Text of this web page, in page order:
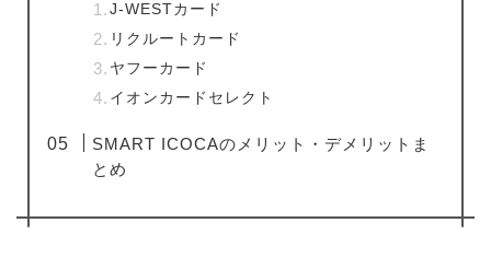
J-WESTカード
リクルートカード
ヤフーカード
イオンカードセレクト
SMART ICOCAのメリット・デメリットま
とめ